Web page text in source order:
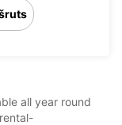
all year round